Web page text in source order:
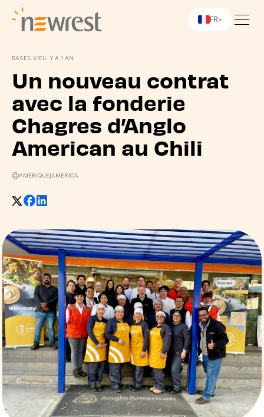
FR
BASES VIE IL Y A 1 AN
Un nouveau contrat
avec la fonderie
Chagres d’Anglo
American au Chili
AMÉRIQUE AMERICA